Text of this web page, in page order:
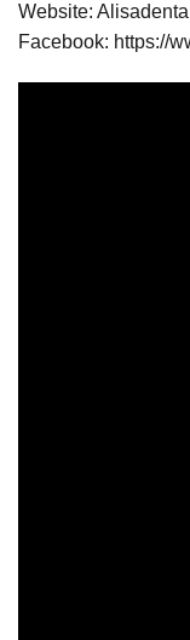
Website:
Facebook: https://